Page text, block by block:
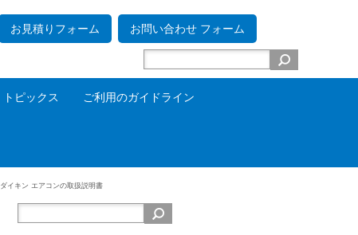
お見積りフォーム お問い合わせ フォーム
トピックス ご利用のガイドライン
ダイキン エアコンの取扱説明書